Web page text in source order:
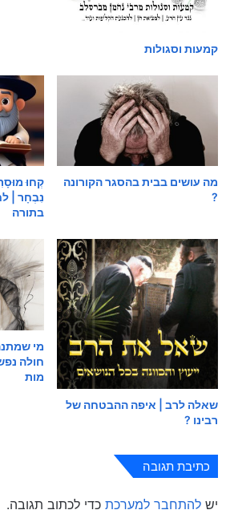
קמעות וסגולות
מה עושים בבית בהסגר הקורונה
?
קְחוּ
נִבְחָר |
בתורה
שאלה לרב | איפה ההבטחה של
רבינו ?
מי
חולה
מות
כתיבת תגובה
יש להתחבר למערכת כדי לכתוב תגובה.